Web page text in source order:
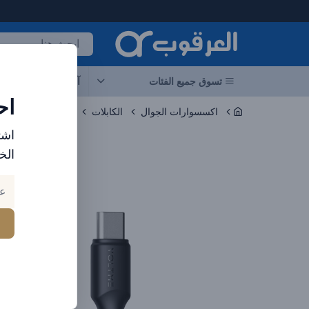
تسوق جميع الفئات
اكسسوارات الجوال الكابلات